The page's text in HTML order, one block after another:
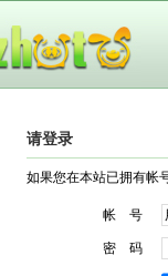
请登录
如果您在本站已拥有帐
帐 号
密 码